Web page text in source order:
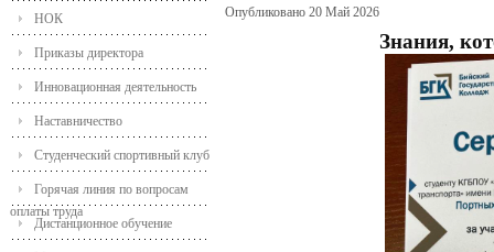
НОК
Приказы директора
Инновационная деятельность
Наставничество
Студенческий спортивный клуб
Горячая линия по вопросам
оплаты труда
Дистанционное обучение
Опубликовано 20 Май 2026
Знания,